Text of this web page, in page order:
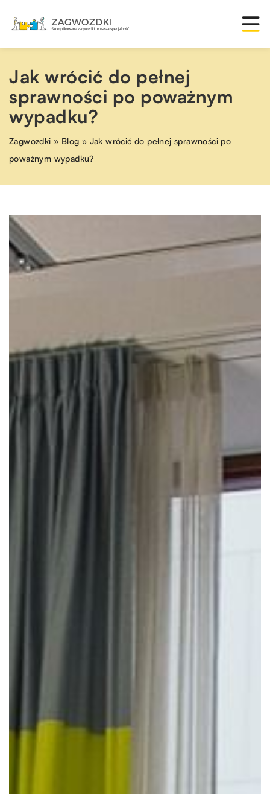
Jak wrócić do pełnej
sprawności po poważnym
wypadku?
Zagwozdki » Blog » Jak wrócić do pełnej sprawności po
poważnym wypadku?